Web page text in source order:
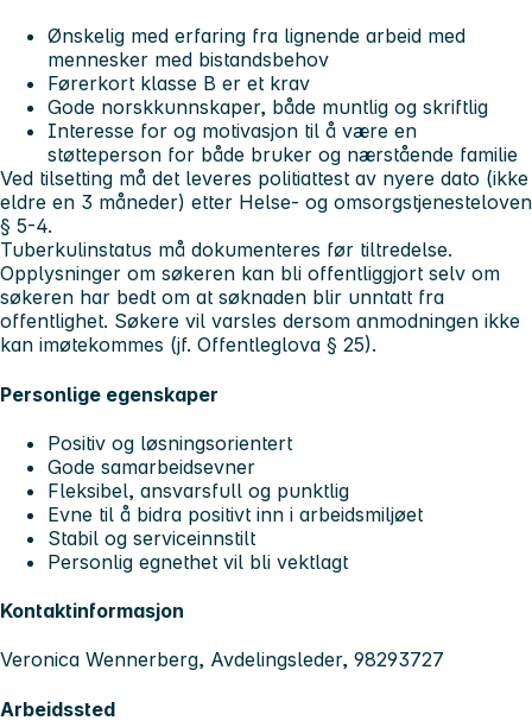
Ønskelig med erfaring fra lignende arbeid med
mennesker med bistandsbehov
Førerkort klasse B er et krav
Gode norskkunnskaper, både muntlig og skriftlig
Interesse for og motivasjon til å være en
støtteperson for både bruker og nærstående familie
Ved tilsetting må det leveres politiattest av nyere dato (ikke
eldre en 3 måneder) etter Helse- og omsorgstjenesteloven
§ 5-4.
Tuberkulinstatus må dokumenteres før tiltredelse.
Opplysninger om søkeren kan bli offentliggjort selv om
søkeren har bedt om at søknaden blir unntatt fra
offentlighet. Søkere vil varsles dersom anmodningen ikke
kan imøtekommes (jf. Offentleglova § 25).
Personlige egenskaper
Positiv og løsningsorientert
Gode samarbeidsevner
Fleksibel, ansvarsfull og punktlig
Evne til å bidra positivt inn i arbeidsmiljøet
Stabil og serviceinnstilt
Personlig egnethet vil bli vektlagt
Kontaktinformasjon
Veronica Wennerberg, Avdelingsleder, 98293727
Arbeidssted